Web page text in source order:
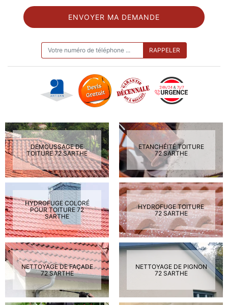
DEMOUSSAGE DE
TOITURE 72 SARTHE
ETANCHÉITÉ TOITURE
72 SARTHE
HYDROFUGE COLORÉ
POUR TOITURE 72
SARTHE
HYDROFUGE TOITURE
72 SARTHE
NETTOYAGE DE FAÇADE
72 SARTHE
NETTOYAGE DE PIGNON
72 SARTHE